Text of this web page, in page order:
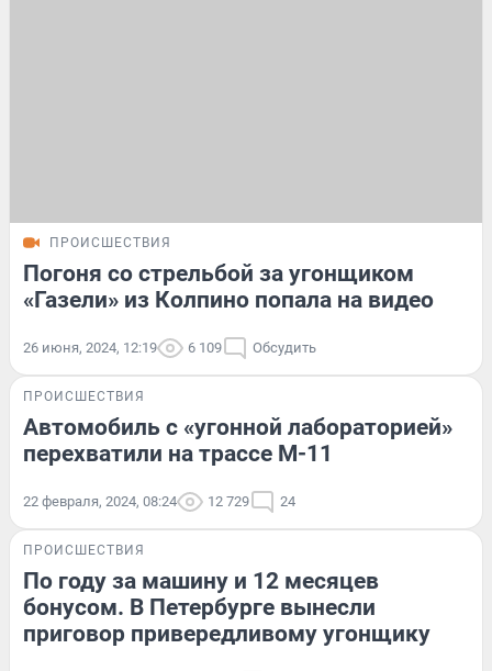
ПРОИСШЕСТВИЯ
Погоня со стрельбой за угонщиком
«Газели» из Колпино попала на видео
26 июня, 2024, 12:19 6 109 Обсудить
ПРОИСШЕСТВИЯ
Автомобиль с «угонной лабораторией»
перехватили на трассе М-11
22 февраля, 2024, 08:24 12 729 24
ПРОИСШЕСТВИЯ
По году за машину и 12 месяцев
бонусом. В Петербурге вынесли
приговор привередливому угонщику